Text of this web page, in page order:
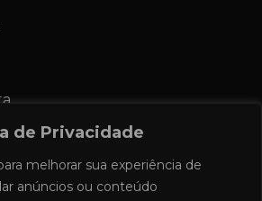
de Privacidade
melhorar sua experiência de
anúncios ou conteúdo